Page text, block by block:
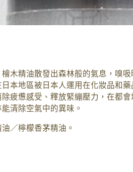
木精油散發出森林般的氣息，嗅
本地區被日本人運用在化妝品和藥
疲憊感受、釋放緊繃壓力，在都
清除空氣中的異味。
／檸檬香茅精油。